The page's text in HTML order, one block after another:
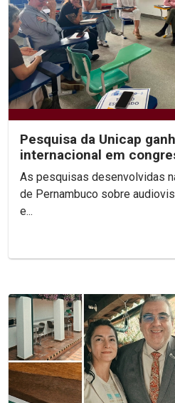
Pesquisa da Unicap
internacional em
México
As pesquisas desenvolvidas
de Pernambuco sobre
e...